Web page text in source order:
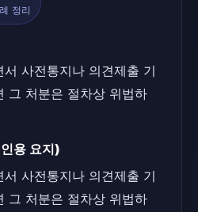
정리
사전통지나 의견제출 기
그 처분은 절차상 위법하
용 요지)
사전통지나 의견제출 기
그 처분은 절차상 위법하